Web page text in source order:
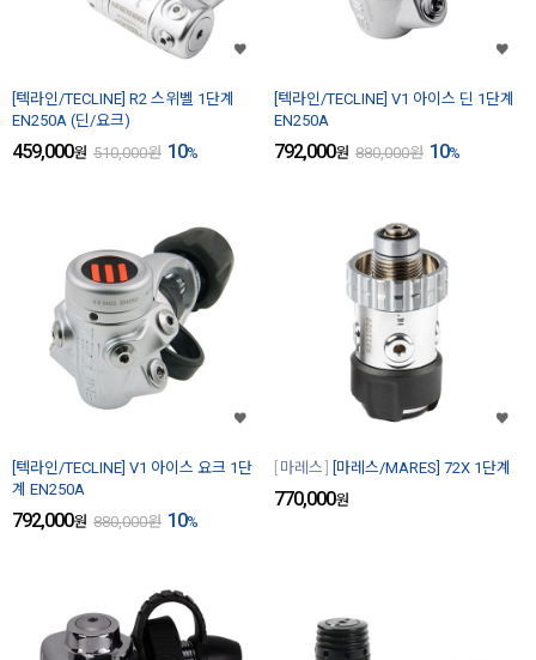
[텍라인/TECLINE] R2 스위벨 1단계
EN250A (딘/요크)
459,000원 510,000원 10%
[텍라인/TECLINE] V1 아이스 딘 1단계
EN250A
792,000원 880,000원 10%
[텍라인/TECLINE] V1 아이스 요크 1단
계 EN250A
792,000원 880,000원 10%
마레스 [마레스/MARES] 72X 1단계
770,000원